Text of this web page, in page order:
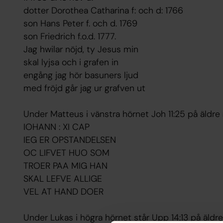
dotter Dorothea Catharina f: och d: 1766
son Hans Peter f. och d. 1769
son Friedrich f.o.d. 1777.
Jag hwilar nöjd, ty Jesus min
skal lyjsa och i grafen in
engång jag hör basuners ljud
med fröjd går jag ur grafven ut
Under Matteus i vänstra hörnet Joh 11:25 på äldre
IOHANN : XI CAP
IEG ER OPSTANDELSEN
OC LIFVET HUO SOM
TROER PAA MIG HAN
SKAL LEFVE ALLIGE
VEL AT HAND DOER
Under Lukas i högra hörnet står Upp 14:13 på